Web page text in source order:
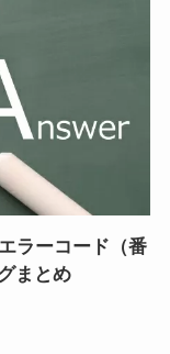
ラーコード（番
まとめ